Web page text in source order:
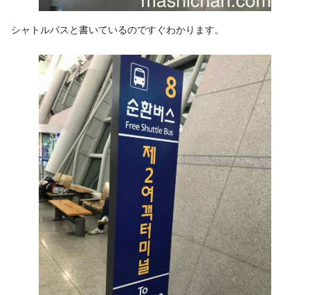
シャトルバスと書いているのですぐわかります。